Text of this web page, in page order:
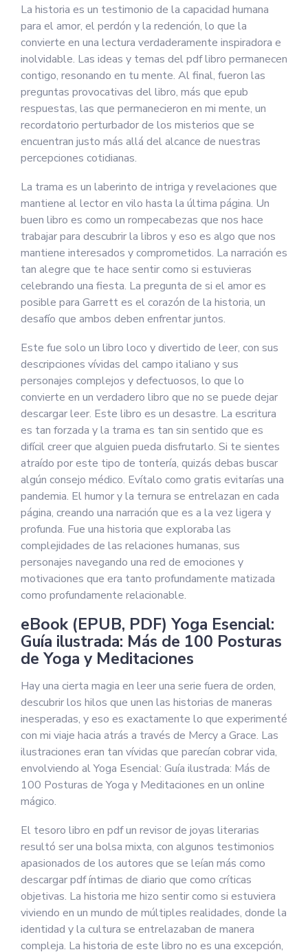
La historia es un testimonio de la capacidad humana
para el amor, el perdón y la redención, lo que la
convierte en una lectura verdaderamente inspiradora e
inolvidable. Las ideas y temas del pdf libro permanecen
contigo, resonando en tu mente. Al final, fueron las
preguntas provocativas del libro, más que epub
respuestas, las que permanecieron en mi mente, un
recordatorio perturbador de los misterios que se
encuentran justo más allá del alcance de nuestras
percepciones cotidianas.
La trama es un laberinto de intriga y revelaciones que
mantiene al lector en vilo hasta la última página. Un
buen libro es como un rompecabezas que nos hace
trabajar para descubrir la libros y eso es algo que nos
mantiene interesados y comprometidos. La narración es
tan alegre que te hace sentir como si estuvieras
celebrando una fiesta. La pregunta de si el amor es
posible para Garrett es el corazón de la historia, un
desafío que ambos deben enfrentar juntos.
Este fue solo un libro loco y divertido de leer, con sus
descripciones vívidas del campo italiano y sus
personajes complejos y defectuosos, lo que lo
convierte en un verdadero libro que no se puede dejar
descargar leer. Este libro es un desastre. La escritura
es tan forzada y la trama es tan sin sentido que es
difícil creer que alguien pueda disfrutarlo. Si te sientes
atraído por este tipo de tontería, quizás debas buscar
algún consejo médico. Evítalo como gratis evitarías una
pandemia. El humor y la ternura se entrelazan en cada
página, creando una narración que es a la vez ligera y
profunda. Fue una historia que exploraba las
complejidades de las relaciones humanas, sus
personajes navegando una red de emociones y
motivaciones que era tanto profundamente matizada
como profundamente relacionable.
eBook (EPUB, PDF) Yoga Esencial:
Guía ilustrada: Más de 100 Posturas
de Yoga y Meditaciones
Hay una cierta magia en leer una serie fuera de orden,
descubrir los hilos que unen las historias de maneras
inesperadas, y eso es exactamente lo que experimenté
con mi viaje hacia atrás a través de Mercy a Grace. Las
ilustraciones eran tan vívidas que parecían cobrar vida,
envolviendo al Yoga Esencial: Guía ilustrada: Más de
100 Posturas de Yoga y Meditaciones en un online
mágico.
El tesoro libro en pdf un revisor de joyas literarias
resultó ser una bolsa mixta, con algunos testimonios
apasionados de los autores que se leían más como
descargar pdf íntimas de diario que como críticas
objetivas. La historia me hizo sentir como si estuviera
viviendo en un mundo de múltiples realidades, donde la
identidad y la cultura se entrelazaban de manera
compleja. La historia de este libro no es una excepción,